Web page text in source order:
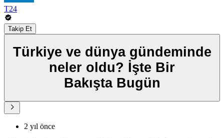
T24
Takip Et
Türkiye ve dünya gündeminde
neler oldu? İşte Bir
Bakışta Bugün
2 yıl önce